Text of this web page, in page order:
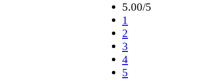
5.00/5
1
2
3
4
5